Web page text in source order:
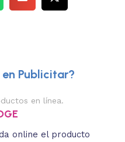
Publicitar?
en línea.
online el producto